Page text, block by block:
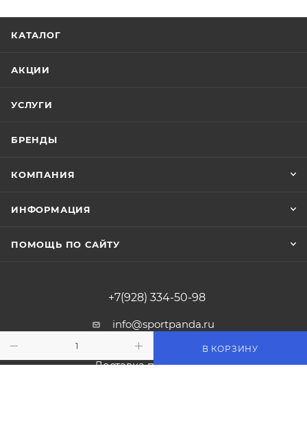
В КОРЗИНУ
КАТАЛОГ
АКЦИИ
УСЛУГИ
БРЕНДЫ
КОМПАНИЯ
ИНФОРМАЦИЯ
ПОМОЩЬ ПО САЙТУ
+7(928) 334-50-98
info@sportpanda.ru
Краснодар, ул. Бородинская 156/13
Доставка по всей России.